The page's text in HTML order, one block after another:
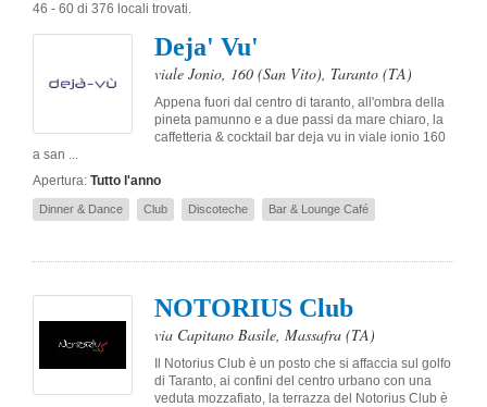
46 - 60 di 376 locali trovati.
Deja' Vu'
viale Jonio, 160 (San Vito), Taranto (TA)
Appena fuori dal centro di taranto, all'ombra della
pineta pamunno e a due passi da mare chiaro, la
caffetteria & cocktail bar deja vu in viale ionio 160
a san ...
Apertura: Tutto l'anno
Dinner & Dance Club Discoteche Bar & Lounge Café
NOTORIUS Club
via Capitano Basile, Massafra (TA)
Il Notorius Club è un posto che si affaccia sul golfo
di Taranto, ai confini del centro urbano con una
veduta mozzafiato, la terrazza del Notorius Club è